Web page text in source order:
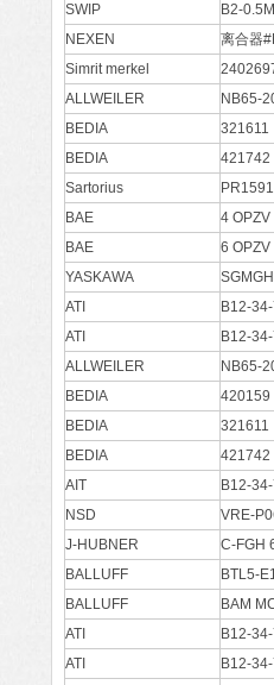
SWIP
B2-
NEXEN
离合器
Simrit merkel
ALLWEILER
NB65-
BEDIA
321611
BEDIA
421742
Sartorius
BAE
4
BAE
6
YASKAWA
ATI
B12-
ATI
B12-
ALLWEILER
NB65-
BEDIA
420159
BEDIA
321611
BEDIA
421742
AIT
B12-
NSD
VRE-
J-HUBNER
C-FGH
BALLUFF
BTL5-
BALLUFF
BAM
ATI
B12-
ATI
B12-